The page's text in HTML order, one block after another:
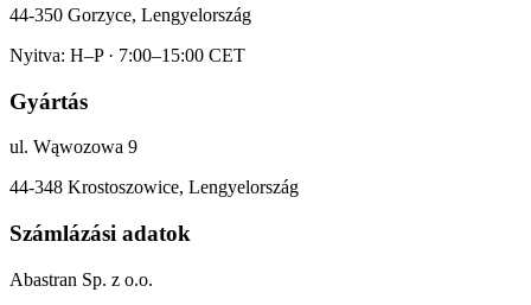
44-350 Gorzyce, Lengyelország
Nyitva: H–P · 7:00–15:00 CET
Gyártás
ul. Wąwozowa 9
44-348 Krostoszowice, Lengyelország
Számlázási adatok
Abastran Sp. z o.o.